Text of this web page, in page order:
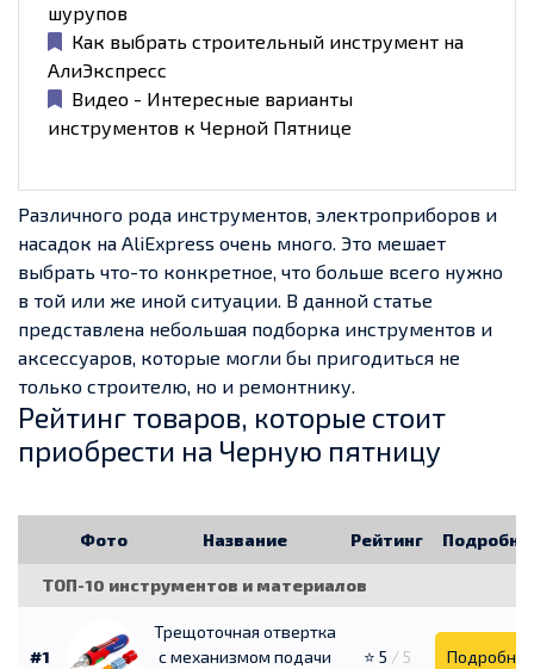
шурупов
Как выбрать строительный инструмент на
АлиЭкспресс
Видео - Интересные варианты
инструментов к Черной Пятнице
Различного рода инструментов, электроприборов и
насадок на AliExpress очень много. Это мешает
выбрать что-то конкретное, что больше всего нужно
в той или же иной ситуации. В данной статье
представлена небольшая подборка инструментов и
аксессуаров, которые могли бы пригодиться не
только строителю, но и ремонтнику.
Рейтинг товаров, которые стоит
приобрести на Черную пятницу
Фото Название Рейтинг
ТОП-10 инструментов и материалов
#1
Трещоточная отвертка
с механизмом подачи
⭐ 5 / 5 Подробнее